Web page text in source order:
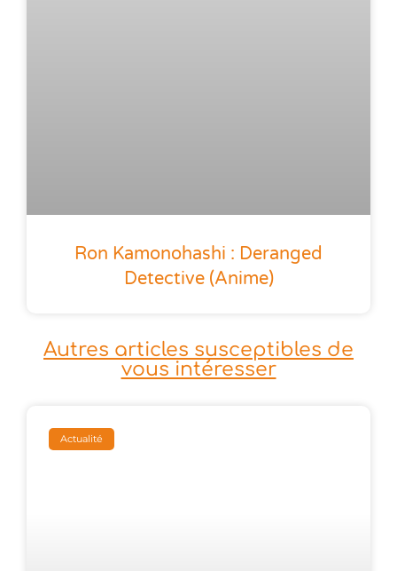
Ron Kamonohashi : Deranged
Detective (anime)
Autres articles susceptibles de
vous intéresser
Actualité